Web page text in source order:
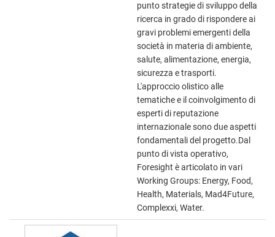
punto strategie di sviluppo della
ricerca in grado di rispondere ai
gravi problemi emergenti della
società in materia di ambiente,
salute, alimentazione, energia,
sicurezza e trasporti.
L'approccio olistico alle
tematiche e il coinvolgimento di
esperti di reputazione
internazionale sono due aspetti
fondamentali del progetto.Dal
punto di vista operativo,
Foresight è articolato in vari
Working Groups: Energy, Food,
Health, Materials, Mad4Future,
Complexxi, Water.